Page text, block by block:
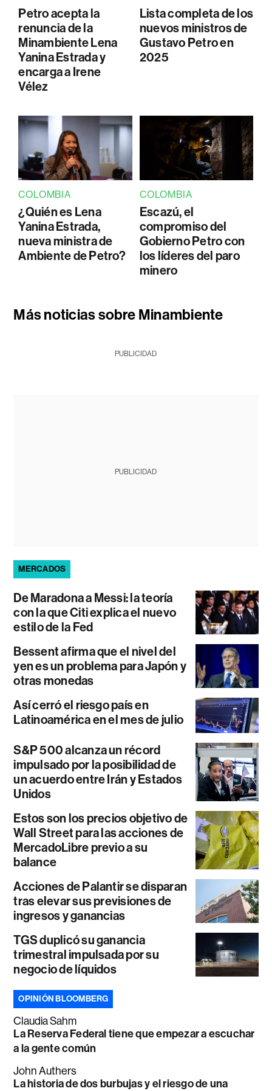
Petro acepta la
renuncia de la
Minambiente Lena
Yanina Estrada y
encarga a Irene
Vélez
Lista completa de los
nuevos ministros de
Gustavo Petro en
2025
COLOMBIA
¿Quién es Lena
Yanina Estrada,
nueva ministra de
Ambiente de Petro?
COLOMBIA
Escazú, el
compromiso del
Gobierno Petro con
los líderes del paro
minero
Más noticias sobre Minambiente
PUBLICIDAD
PUBLICIDAD
MERCADOS
De Maradona a Messi: la teoría
con la que Citi explica el nuevo
estilo de la Fed
Bessent afirma que el nivel del
yen es un problema para Japón y
otras monedas
Así cerró el riesgo país en
Latinoamérica en el mes de julio
S&P 500 alcanza un récord
impulsado por la posibilidad de
un acuerdo entre Irán y Estados
Unidos
Estos son los precios objetivo de
Wall Street para las acciones de
MercadoLibre previo a su
balance
Acciones de Palantir se disparan
tras elevar sus previsiones de
ingresos y ganancias
TGS duplicó su ganancia
trimestral impulsada por su
negocio de líquidos
OPINIÓN BLOOMBERG
Claudia Sahm
La Reserva Federal tiene que empezar a escuchar
a la gente común
John Authers
La historia de dos burbujas y el riesgo de una